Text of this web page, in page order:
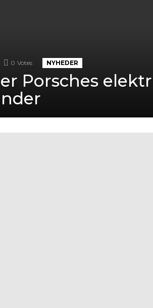
0 Votes NYHEDER
Porsches